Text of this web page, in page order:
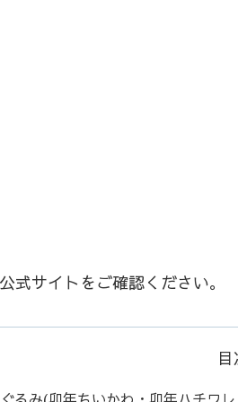
式サイトをご確認ください。